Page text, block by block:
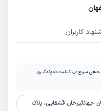
کاربران
سریع
کیفیت نمونه‌گیری
جهانگیرخان قشقایی، پلاک